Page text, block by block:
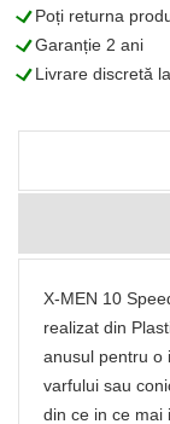
LPoți returna
LGaranție 2 ani
LLivrare discretă
X-MEN 10
realizat din
anusul pentru o
varfului sau
din ce in ce mai